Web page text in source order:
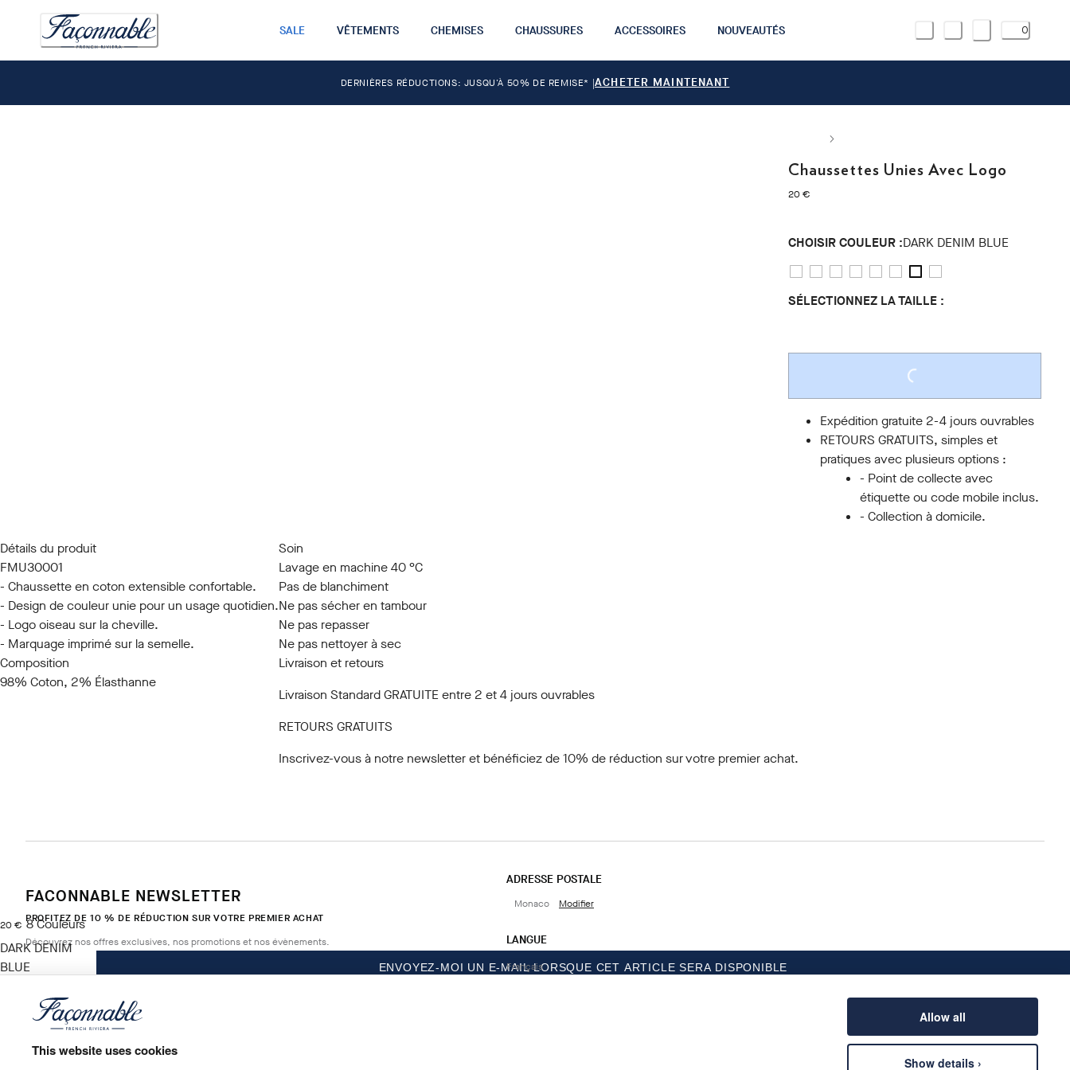
This website uses cookies
Allow all
Show details ›
SALE VÊTEMENTS CHEMISES CHAUSSURES ACCESSOIRES NOUVEAUTÉS 0
DERNIÈRES RÉDUCTIONS: JUSQU'À 50% DE REMISE* |ACHETER MAINTENANT
Chaussettes Unies Avec Logo
20 €
current price 20 €
CHOISIR COULEUR :DARK DENIM BLUE
SÉLECTIONNEZ LA TAILLE :
LOADING...
Expédition gratuite 2-4 jours ouvrables
RETOURS GRATUITS, simples et
pratiques avec plusieurs options :
- Point de collecte avec
étiquette ou code mobile inclus.
- Collection à domicile.
Détails du produit
FMU30001
- Chaussette en coton extensible confortable.
- Design de couleur unie pour un usage quotidien.
- Logo oiseau sur la cheville.
- Marquage imprimé sur la semelle.
Composition
98% Coton, 2% Élasthanne
Soin
Lavage en machine 40 °C
Pas de blanchiment
Ne pas sécher en tambour
Ne pas repasser
Ne pas nettoyer à sec
Livraison et retours
Livraison Standard GRATUITE entre 2 et 4 jours ouvrables
RETOURS GRATUITS
Inscrivez-vous à notre newsletteret bénéficiez de 10% de réduction sur votre premier achat.
20 €
current price 20 €
8Couleurs
DARK DENIM
BLUE
ENVOYEZ-MOI UN E-MAIL LORSQUE CET ARTICLE SERA DISPONIBLE
FACONNABLE NEWSLETTER
PROFITEZ DE 10 % DE RÉDUCTION SUR VOTRE PREMIER ACHAT
Découvrez nos offres exclusives, nos promotions et nos évènements.
ADRESSE POSTALE
Monaco Modifier
LANGUE
Français